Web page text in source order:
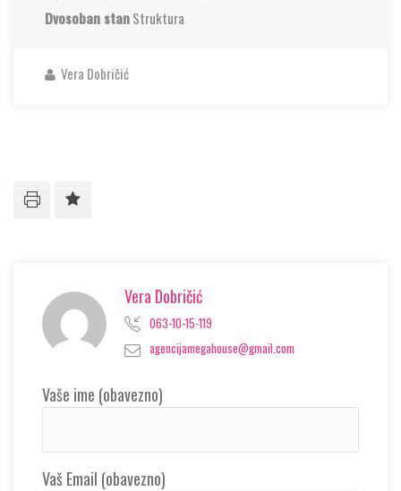
Dvosoban stanStruktura
Vera Dobričić
Vera Dobričić
063-10-15-119
agencijamegahouse@gmail.com
Vaše ime (obavezno)
Vaš Email (obavezno)